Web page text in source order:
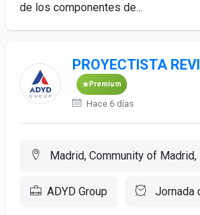
de los componentes de...
PROYECTISTA
Premium
Hace 6 días
Madrid, Community of Madrid,
ADYD Group Jornada